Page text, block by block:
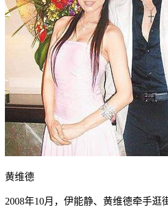
黄维德
2008年10月，伊能静、黄维德牵手逛